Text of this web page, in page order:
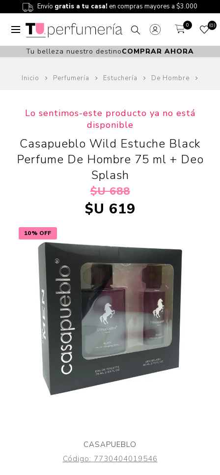
Envío gratis a tu casa! en compras mayores a $3.000
0 0
Tu belleza nuestro destinoCOMPRAR AHORA
Inicio Perfumería Estuchería De Hombre
10% OFF
Lo sentimos-este producto ya no está
disponible
Casapueblo Wild Estuche Black
Perfume De Hombre 75 ml + Deo
Splash
$U 688
$U 619
CASAPUEBLO
Código: 7730404019546